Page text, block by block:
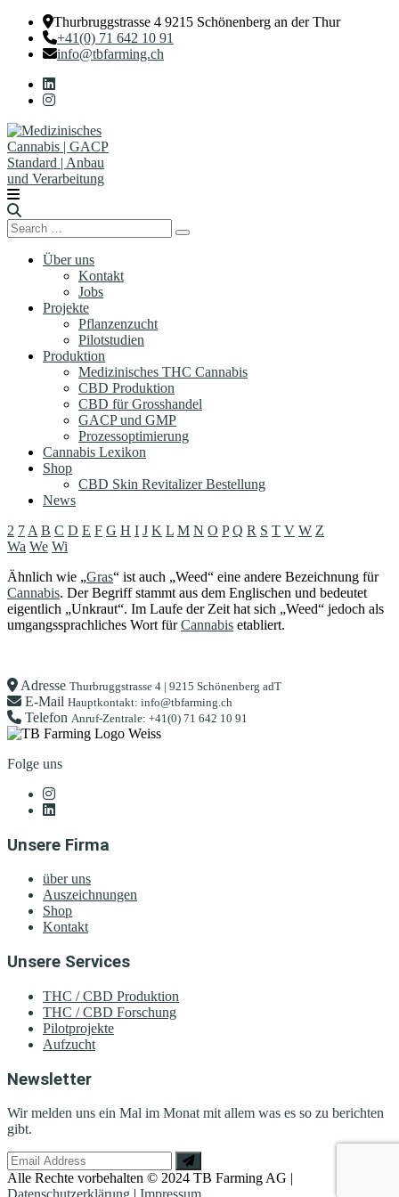
Thurbruggstrasse 4 9215 Schönenberg an der Thur
+41(0) 71 642 10 91
info@tbfarming.ch
Search
for:
Search
Über uns
Kontakt
Jobs
Projekte
Pflanzenzucht
Pilotstudien
Produktion
Medizinisches THC Cannabis
CBD Produktion
CBD für Grosshandel
GACP und GMP
Prozessoptimierung
Cannabis Lexikon
Shop
CBD Skin Revitalizer Bestellung
News
2 7 A B C D E F G H I J K L M N O P Q R S T V W Z
Wa We Wi
Ähnlich wie „Gras“ ist auch „Weed“ eine andere Bezeichnung für
Cannabis. Der Begriff stammt aus dem Englischen und bedeutet
eigentlich „Unkraut“. Im Laufe der Zeit hat sich „Weed“ jedoch als
umgangssprachliches Wort fürCannabis etabliert.
Adresse Thurbruggstrasse 4 | 9215 Schönenberg adT
E-Mail Hauptkontakt: info@tbfarming.ch
Telefon Anruf-Zentrale: +41(0) 71 642 10 91
Folge uns
Unsere Firma
über uns
Auszeichnungen
Shop
Kontakt
Unsere Services
THC / CBD Produktion
THC / CBD Forschung
Pilotprojekte
Aufzucht
Newsletter
Wir melden uns ein Mal im Monat mit allem was es so zu berichten
gibt.
Alle Rechte vorbehalten © 2024 TB Farming AG |